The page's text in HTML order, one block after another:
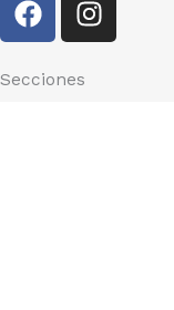
a
e
n
Secciones